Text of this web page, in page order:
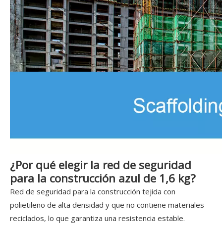
¿Por qué elegir la red de seguridad
para la construcción azul de 1,6 kg?
Red de seguridad para la construcción tejida con
polietileno de alta densidad y que no contiene materiales
reciclados, lo que garantiza una resistencia estable.